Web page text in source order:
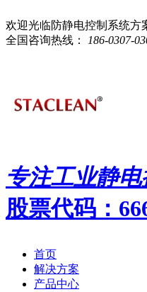
欢迎光临防静电控制系统方
全国咨询热线：
186-0307-
专注工业静
股票代码：
首页
解决方案
产品中心